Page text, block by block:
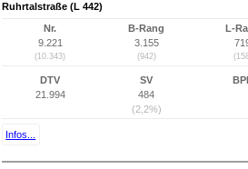
Ruhrtalstraße (L 442)
Nr.
9.221
(10.343)
B-Rang
3.155
(942)
L-
DTV
21.994
SV
484
(2,2%)
Infos...